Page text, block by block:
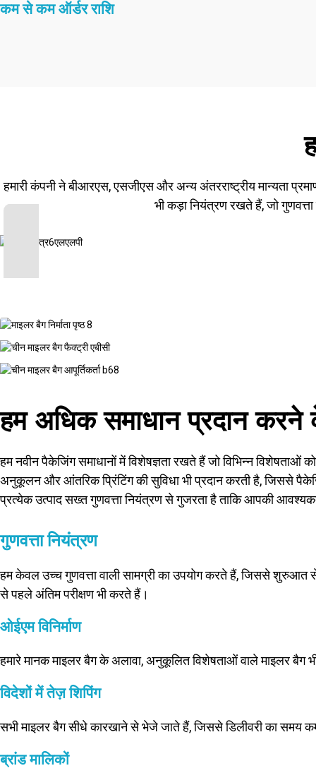
कम से कम ऑर्डर राशि
हमारी कंपनी ने बीआरएस, एसजीएस और अन्य अंतरराष्ट्रीय मान्यता
भी कड़ा नियंत्रण रखते हैं, जो
हम अधिक समाधान प्रदान
हम नवीन पैकेजिंग समाधानों में विशेषज्ञता रखते हैं जो विभिन्न
अनुकूलन और आंतरिक प्रिंटिंग की सुविधा भी प्रदान करती है, जिससे
प्रत्येक उत्पाद सख्त गुणवत्ता नियंत्रण से गुजरता है ताकि आपकी
गुणवत्ता नियंत्रण
हम केवल उच्च गुणवत्ता वाली सामग्री का उपयोग करते हैं, जिससे शुरुआत से
से पहले अंतिम परीक्षण भी करते हैं।
ओईएम विनिर्माण
हमारे मानक माइलर बैग के अलावा, अनुकूलित विशेषताओं वाले माइलर
विदेशों में तेज़ शिपिंग
सभी माइलर बैग सीधे कारखाने से भेजे जाते हैं, जिससे डिलीवरी का समय
ब्रांड मालिकों